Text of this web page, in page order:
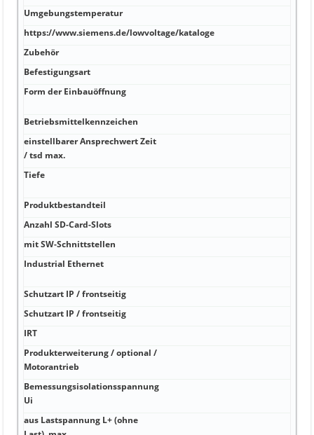
Umgebungstemperatur
https://www.siemens.de/lowvoltage/kataloge
Zubehör
Befestigungsart
Form der Einbauöffnung
Betriebsmittelkennzeichen
einstellbarer Ansprechwert Zeit
/ tsd max.
Tiefe
Produktbestandteil
Anzahl SD-Card-Slots
mit SW-Schnittstellen
Industrial Ethernet
Schutzart IP / frontseitig
Schutzart IP / frontseitig
IRT
Produkterweiterung / optional /
Motorantrieb
Bemessungsisolationsspannung
Ui
aus Lastspannung L+ (ohne